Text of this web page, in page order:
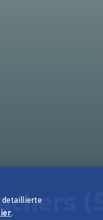
detaillierte
.